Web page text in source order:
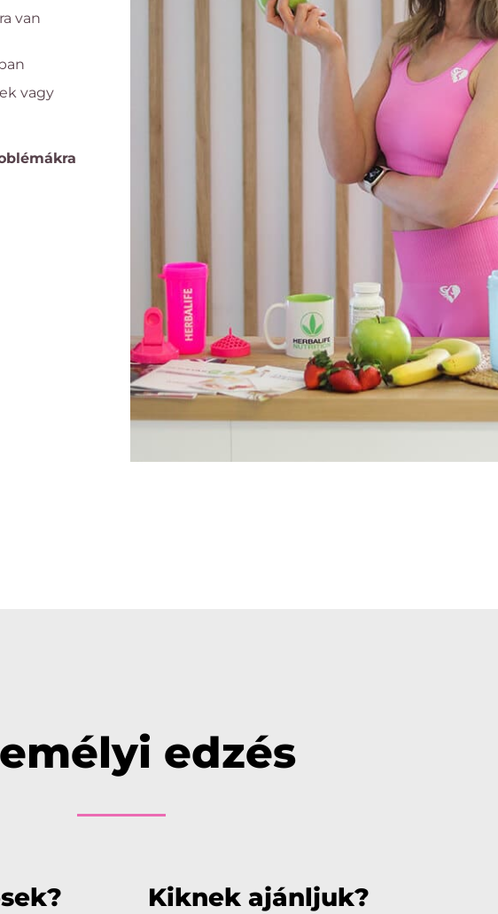
van
vagy
edzés
Kiknek ajánljuk?